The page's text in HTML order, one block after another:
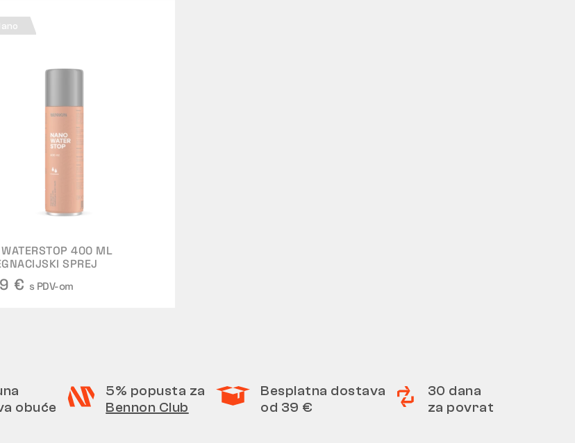
400 ML
SPREJ
€ s PDV-om
obuće
5% popusta za
Bennon Club
Besplatna dostava
od 39 €
30 dana
za povrat